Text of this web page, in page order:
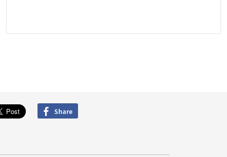
Share